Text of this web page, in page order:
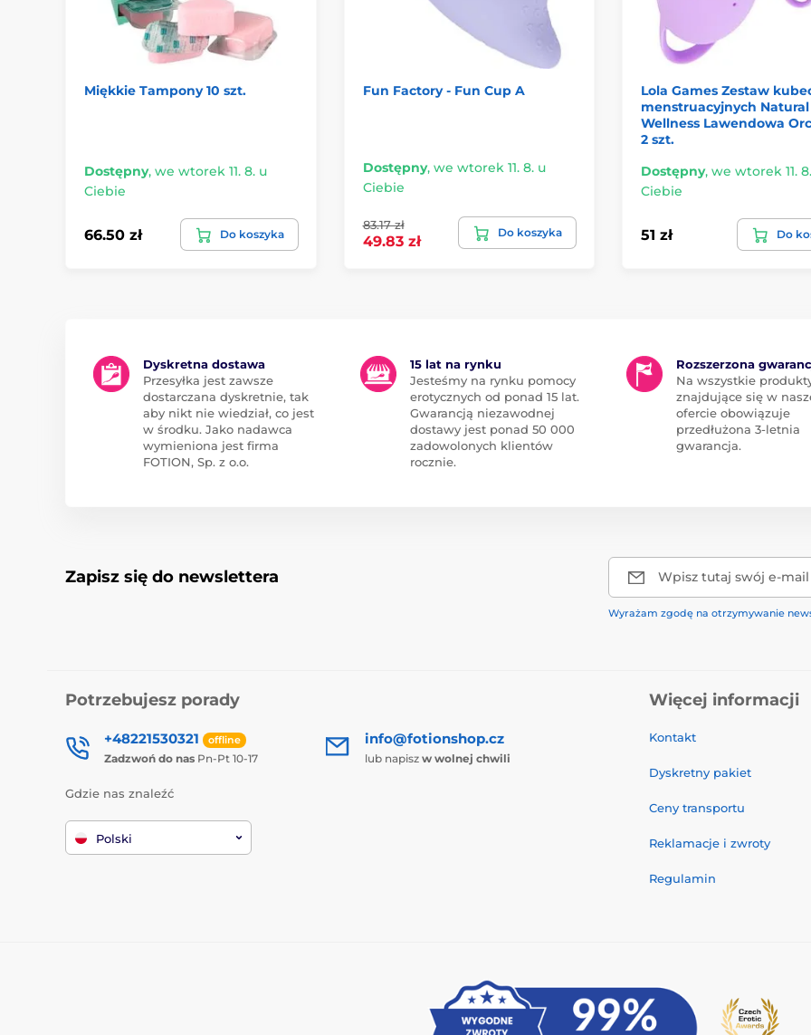
Miękkie Tampony 10 szt.
Dostępny, we wtorek 11. 8. u
Ciebie
66.50 zł Do koszyka
Fun Factory - Fun Cup A
Dostępny, we wtorek 11. 8. u
Ciebie
83.17 zł
49.83 zł
Do koszyka
Lola Games Zestaw
menstruacyjnych Natural
Wellness Lawendowa
2 szt.
Dostępny, we wtorek 11.
Ciebie
51 zł Do
Dyskretna dostawa
Przesyłka jest zawsze
dostarczana dyskretnie, tak
aby nikt nie wiedział, co jest
w środku. Jako nadawca
wymieniona jest firma
FOTION, Sp. z o.o.
15 lat na rynku
Jesteśmy na rynku pomocy
erotycznych od ponad 15 lat.
Gwarancją niezawodnej
dostawy jest ponad 50 000
zadowolonych klientów
rocznie.
Rozszerzona
Na wszystkie
znajdujące się w
ofercie obowiązuje
przedłużona 3-letnia
gwarancja.
Zapisz się do newslettera Wpisz tutaj swój e-mail
Wyrażam zgodę na otrzymywanie
Potrzebujesz porady
+48221530321 offline
Zadzwoń do nas Pn-Pt 10-17
info@fotionshop.cz
lub napisz w wolnej chwili
Gdzie nas znaleźć
Polski
Więcej informacji
Kontakt
Dyskretny pakiet
Ceny transportu
Reklamacje i zwroty
Regulamin